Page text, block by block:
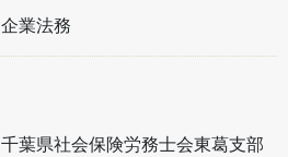
企業法務
千葉県社会保険労務士会東葛支部